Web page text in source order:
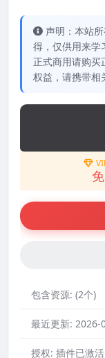
声明：本站
得，仅供用来学
正式商用请购买
权益，请携带相
包含资源: (2个)
最近更新: 2026-
授权: 插件已激